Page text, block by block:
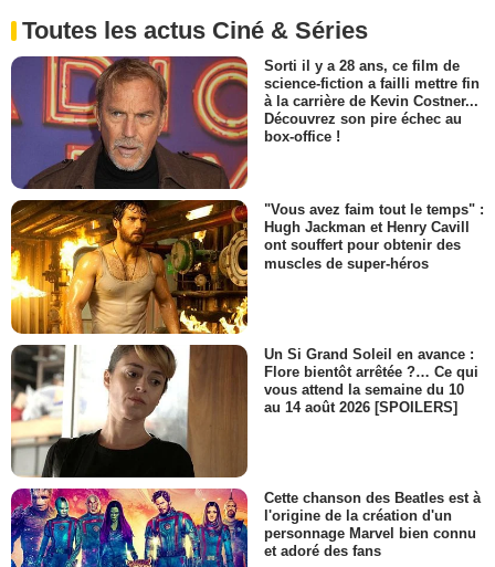
Toutes les actus Ciné & Séries
Sorti il y a 28 ans, ce film de
science-fiction a failli mettre fin
à la carrière de Kevin Costner...
Découvrez son pire échec au
box-office !
"Vous avez faim tout le temps" :
Hugh Jackman et Henry Cavill
ont souffert pour obtenir des
muscles de super-héros
Un Si Grand Soleil en avance :
Flore bientôt arrêtée ?… Ce qui
vous attend la semaine du 10
au 14 août 2026 [SPOILERS]
Cette chanson des Beatles est à
l'origine de la création d'un
personnage Marvel bien connu
et adoré des fans